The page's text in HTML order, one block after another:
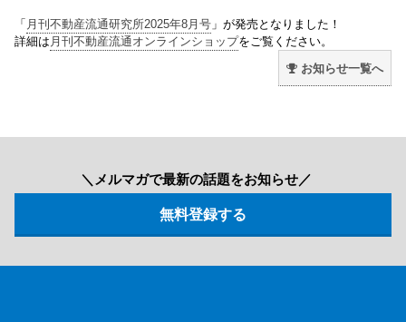
「 月刊不動産流通研究所2025年8月号 」が発売となりました！
詳細は 月刊不動産流通オンラインショップをご覧ください。
お知らせ一覧へ
＼メルマガで最新の話題をお知らせ／